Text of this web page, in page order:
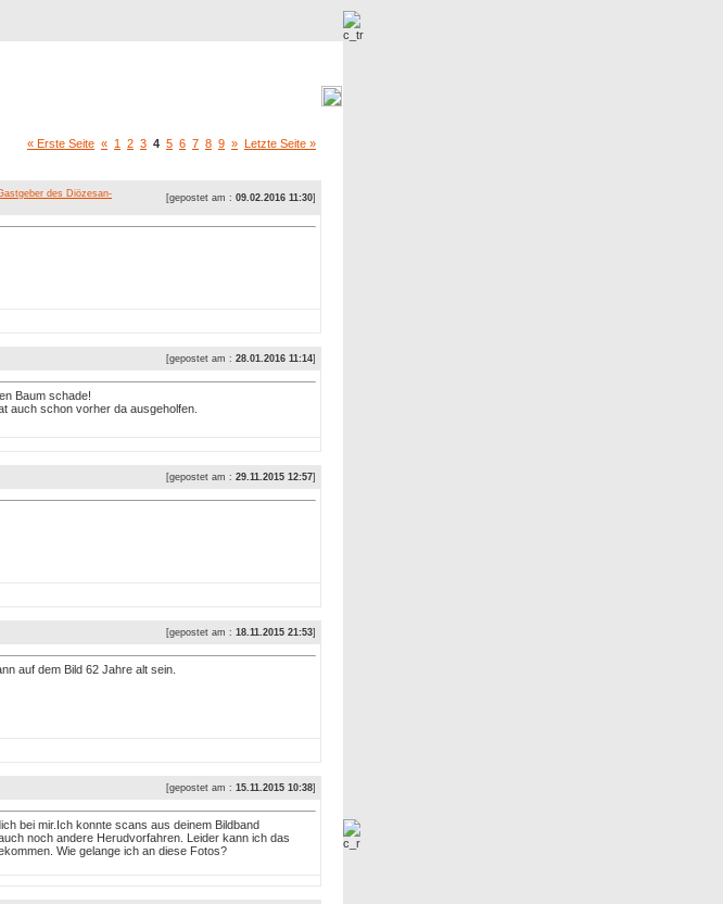
« Erste Seite « 1 2 3 4 5 6 7 8 9 » Letzte Seite »
des Diözesan-
[gepostet am : 09.02.2016 11:30]
[gepostet am : 28.01.2016 11:14]
Baum schade!
auch schon vorher da ausgeholfen.
[gepostet am : 29.11.2015 12:57]
[gepostet am : 18.11.2015 21:53]
auf dem Bild 62 Jahre alt sein.
[gepostet am : 15.11.2015 10:38]
bei mir.Ich konnte scans aus deinem Bildband
noch andere Herudvorfahren. Leider kann ich das
Wie gelange ich an diese Fotos?